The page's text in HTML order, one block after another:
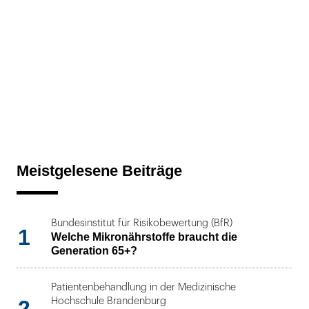
Meistgelesene Beiträge
1
Bundesinstitut für Risikobewertung (BfR)
Welche Mikronährstoffe braucht die
Generation 65+?
Patientenbehandlung in der Medizinische
Hochschule Brandenburg